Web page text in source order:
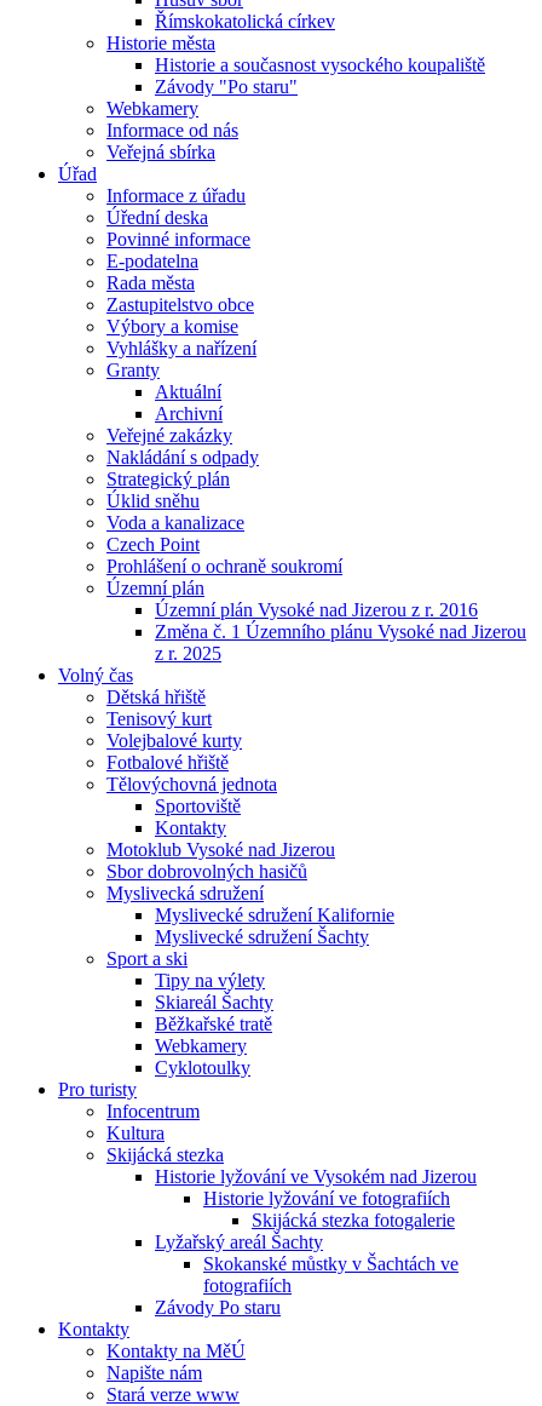
Římskokatolická církev
Historie města
Historie a současnost vysockého koupaliště
Závody "Po staru"
Webkamery
Informace od nás
Veřejná sbírka
Úřad
Informace z úřadu
Úřední deska
Povinné informace
E-podatelna
Rada města
Zastupitelstvo obce
Výbory a komise
Vyhlášky a nařízení
Granty
Aktuální
Archivní
Veřejné zakázky
Nakládání s odpady
Strategický plán
Úklid sněhu
Voda a kanalizace
Czech Point
Prohlášení o ochraně soukromí
Územní plán
Územní plán Vysoké nad Jizerou z r. 2016
Změna č. 1 Územního plánu Vysoké nad Jizerou
z r. 2025
Volný čas
Dětská hřiště
Tenisový kurt
Volejbalové kurty
Fotbalové hřiště
Tělovýchovná jednota
Sportoviště
Kontakty
Motoklub Vysoké nad Jizerou
Sbor dobrovolných hasičů
Myslivecká sdružení
Myslivecké sdružení Kalifornie
Myslivecké sdružení Šachty
Sport a ski
Tipy na výlety
Skiareál Šachty
Běžkařské tratě
Webkamery
Cyklotoulky
Pro turisty
Infocentrum
Kultura
Skijácká stezka
Historie lyžování ve Vysokém nad Jizerou
Historie lyžování ve fotografiích
Skijácká stezka fotogalerie
Lyžařský areál Šachty
Skokanské můstky v Šachtách ve
fotografiích
Závody Po staru
Kontakty
Kontakty na MěÚ
Napište nám
Stará verze www